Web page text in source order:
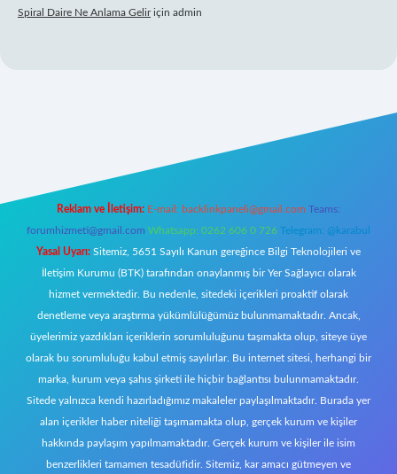
Spiral Daire Ne Anlama Geliriçin admin
Reklam ve İletişim: E-mail: backlinkpaneli@gmail.com Teams:
forumhizmeti@gmail.com Whatsapp: 0262 606 0 726 Telegram: @karabul
Yasal Uyarı: Sitemiz, 5651 Sayılı Kanun gereğince Bilgi Teknolojileri ve
İletişim Kurumu (BTK) tarafından onaylanmış bir Yer Sağlayıcı olarak
hizmet vermektedir. Bu nedenle, sitedeki içerikleri proaktif olarak
denetleme veya araştırma yükümlülüğümüz bulunmamaktadır. Ancak,
üyelerimiz yazdıkları içeriklerin sorumluluğunu taşımakta olup, siteye üye
olarak bu sorumluluğu kabul etmiş sayılırlar. Bu internet sitesi, herhangi bir
marka, kurum veya şahıs şirketi ile hiçbir bağlantısı bulunmamaktadır.
Sitede yalnızca kendi hazırladığımız makaleler paylaşılmaktadır. Burada yer
alan içerikler haber niteliği taşımamakta olup, gerçek kurum ve kişiler
hakkında paylaşım yapılmamaktadır. Gerçek kurum ve kişiler ile isim
benzerlikleri tamamen tesadüfidir. Sitemiz, kar amacı gütmeyen ve